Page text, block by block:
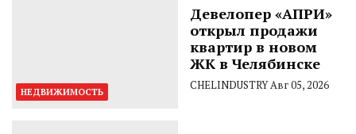
НЕДВИЖИМОСТЬ
Девелопер «АПРИ»
открыл продажи
квартир в новом
ЖК в Челябинске
CHELINDUSTRYАвг 05, 2026